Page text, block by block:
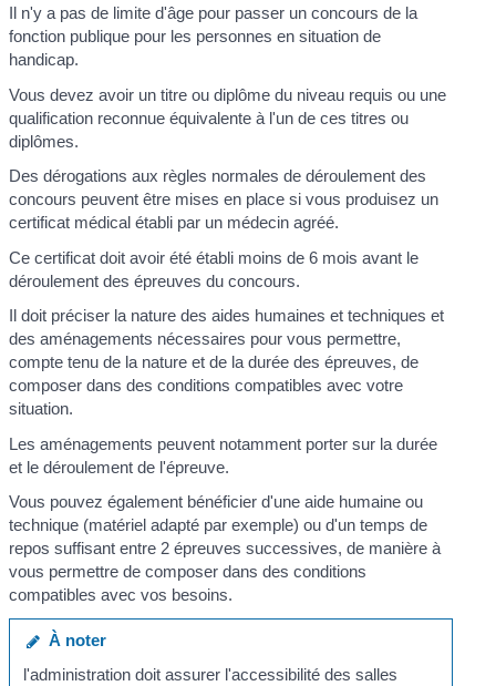
Il n'y a pas de limite d'âge pour passer un concours de la
fonction publique pour les personnes en situation de
handicap.
Vous devez avoir un titre ou diplôme du niveau requis ou une
qualification reconnue équivalente à l'un de ces titres ou
diplômes.
Des dérogations aux règles normales de déroulement des
concours peuvent être mises en place si vous produisez un
certificat médical établi par un médecin agréé.
Ce certificat doit avoir été établi moins de 6 mois avant le
déroulement des épreuves du concours.
Il doit préciser la nature des aides humaines et techniques et
des aménagements nécessaires pour vous permettre,
compte tenu de la nature et de la durée des épreuves, de
composer dans des conditions compatibles avec votre
situation.
Les aménagements peuvent notamment porter sur la durée
et le déroulement de l'épreuve.
Vous pouvez également bénéficier d'une aide humaine ou
technique (matériel adapté par exemple) ou d'un temps de
repos suffisant entre 2 épreuves successives, de manière à
vous permettre de composer dans des conditions
compatibles avec vos besoins.
À noter
l'administration doit assurer l'accessibilité des salles